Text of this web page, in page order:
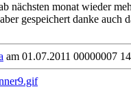
nächsten monat wieder
gespeichert danke auch
am 01.07.2011 00000007